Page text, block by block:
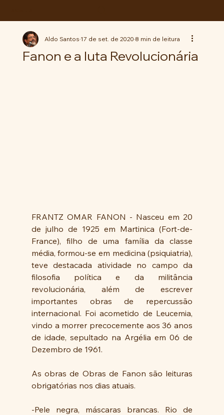
Fanon e a luta Revolucionária
Aldo Santos17 de set. de 20208 min de leitura
FRANTZ OMAR FANON - Nasceu em 20
de julho de 1925 em Martinica (Fort-de-
France), filho de uma família da classe
média, formou-se em medicina (psiquiatria),
teve destacada atividade no campo da
filosofia política e da militância
revolucionária, além de escrever
importantes obras de repercussão
internacional. Foi acometido de Leucemia,
vindo a morrer precocemente aos 36 anos
de idade, sepultado na Argélia em 06 de
Dezembro de 1961.
As obras de Obras de Fanon são leituras
obrigatórias nos dias atuais.
-Pele negra, máscaras brancas. Rio de